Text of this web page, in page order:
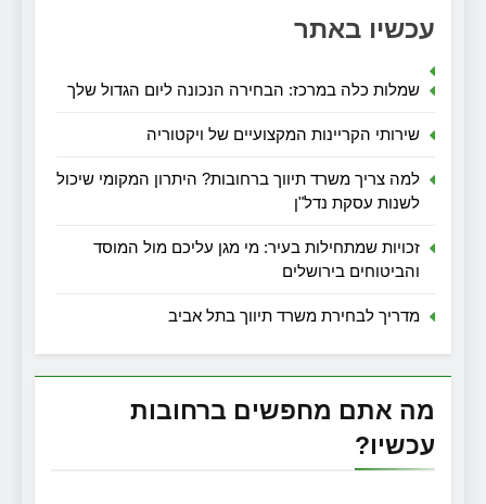
עכשיו באתר
שמלות כלה במרכז: הבחירה הנכונה ליום הגדול שלך
שירותי הקריינות המקצועיים של ויקטוריה
למה צריך משרד תיווך ברחובות? היתרון המקומי שיכול
לשנות עסקת נדל"ן
זכויות שמתחילות בעיר: מי מגן עליכם מול המוסד
והביטוחים בירושלים
מדריך לבחירת משרד תיווך בתל אביב
מה אתם מחפשים ברחובות
עכשיו?